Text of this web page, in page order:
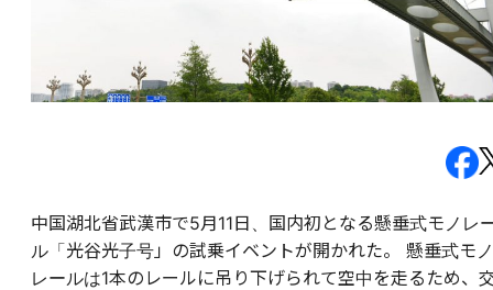
中国湖北省武漢市で5月11日、国内初となる懸垂式モノレ
ル 「光谷光子号」の試乗イベントが開かれた。 懸垂式モノ
レールは1本のレールに吊り下げられて空中を走るため、